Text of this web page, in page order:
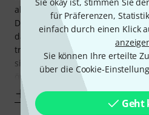
für Präferenzen,
einfach durch einen Klick
Sie können Ihre erteilte
über die Cookie-
Geht
als Rucksack tragen kann.
Die Riemen lassen sich
dass ich auch mit dicker Jacke
tragen konnte. Der Koffer selbst
silberfarbenen Samt im
öffnen wirklich sehr edel aus.
Mehr anzeigen